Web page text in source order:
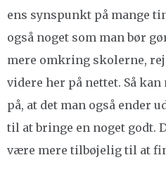
ens synspunkt på mange
også noget som man bør
mere omkring skolerne,
videre her på nettet. Så
på, at det man også ender
til at bringe en noget godt.
være mere tilbøjelig til at